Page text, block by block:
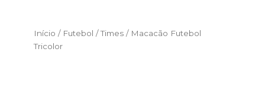
Início / Futebol / Times / Macacão Futebol
Tricolor